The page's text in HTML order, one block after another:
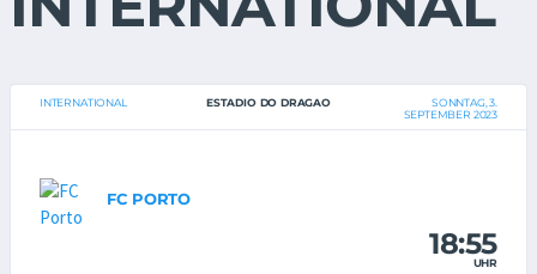
INTERNATIONAL ESTADIO DO DRAGAO
SONNTAG, 3.
SEPTEMBER 2023
FC PORTO
18:55
UHR